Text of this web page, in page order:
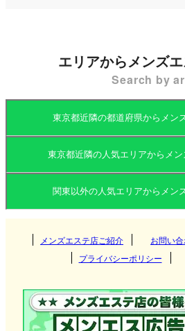
1. そのエリアでメンエスが
多摩センターがメンズエステの
人気を博しているのには、こ
① 都心では味わえない「空
ックス効果
多摩センターエリアの最大の
路が整備された開放的な街並み
な緑です。都心のメンズエステ
密集した窮屈さを感じがちです
一店舗あたりの空間に余裕があ
前から心が穏やかになる感覚を
き上げてくれるのです。
② 新宿・橋本方面からのア
エリアからメンズ
Search by
東京都近隣の都道府県からメン
茨城県 群馬
栃木県 東京
神奈川県 千葉
東京都近隣の人気エリアからメ
つくば
守谷
群馬県
伊勢崎
宇都宮 東京都
関東以外の人気エリアからメン
関西
兵庫県
愛知県 北海道・東
メンズエステ店ご紹介 お問い
プライバシーポリシー